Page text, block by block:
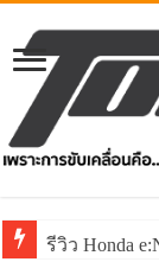
รีวิว ลองขับ